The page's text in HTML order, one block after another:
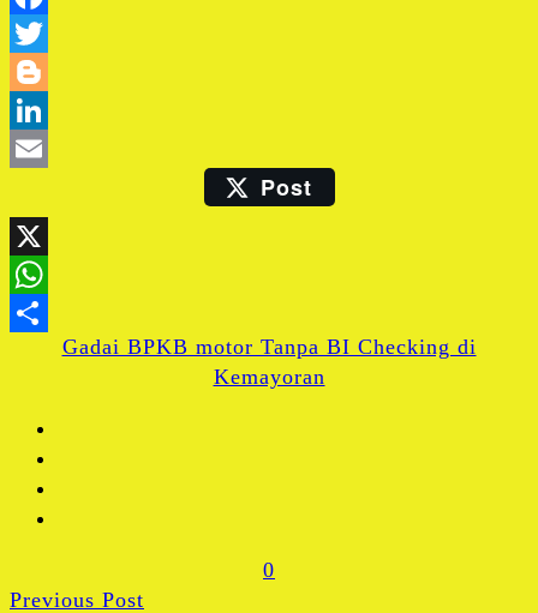
Email Post
Share
Gadai BPKB motor Tanpa BI Checking di
Kemayoran
0
Previous Post